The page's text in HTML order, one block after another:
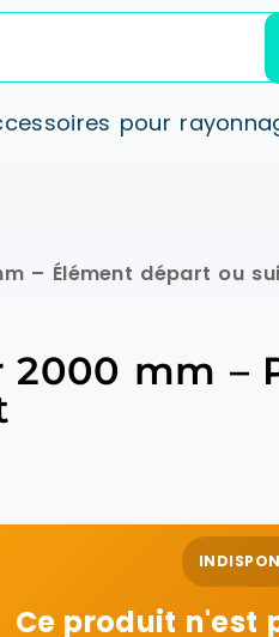
pour
– Élément départ ou
2000 mm –
Ce produit n'est